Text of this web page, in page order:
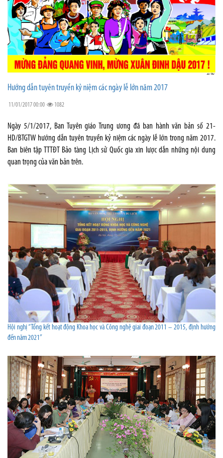
Hướng dẫn tuyên truyền kỷ niệm các ngày lễ lớn năm 2017
11/01/2017 00:00 1082
Ngày 5/1/2017, Ban Tuyên giáo Trung ương đã ban hành văn bản số 21-
HD/BTGTW hướng dẫn tuyên truyền kỷ niệm các ngày lễ lớn trong năm 2017.
Ban biên tập TTTĐT Bảo tàng Lịch sử Quốc gia xin lược dẫn những nội dung
quan trọng của văn bản trên.
Hội nghị “Tổng kết hoạt động Khoa học và Công nghệ giai đoạn 2011 – 2015, định hướng
đến năm 2021”